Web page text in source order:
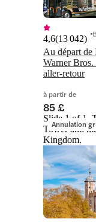
Au départ
Warner
aller-retour
4,6(13 042)
à partir de
85 £
Annulation
Slide 1 of 1,
Tower and
Kingdom.